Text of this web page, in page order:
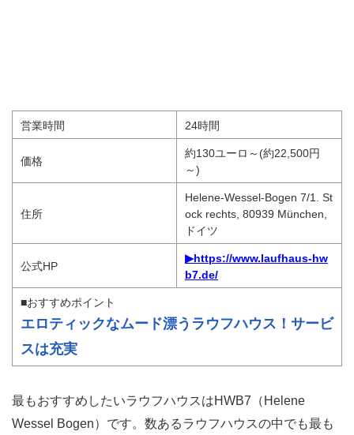
営業時間 24時間
価格
約130ユーロ～(約22,500円
～)
住所
Helene-Wessel-Bogen 7/1. St
ock rechts, 80939 München,
ドイツ
公式HP
▶https://www.laufhaus-hw
b7.de/
■おすすめポイント
エロティックなムード漂うラウフハウス！サービ
スは充実
最もおすすめしたいラウフハウスはHWB7（Helene
Wessel Bogen）です。数あるラウフハウスの中でも最も